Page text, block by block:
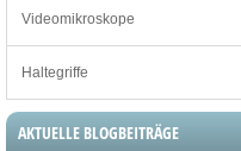
Videomikroskope
Haltegriffe
AKTUELLE BLOGBEITRÄGE